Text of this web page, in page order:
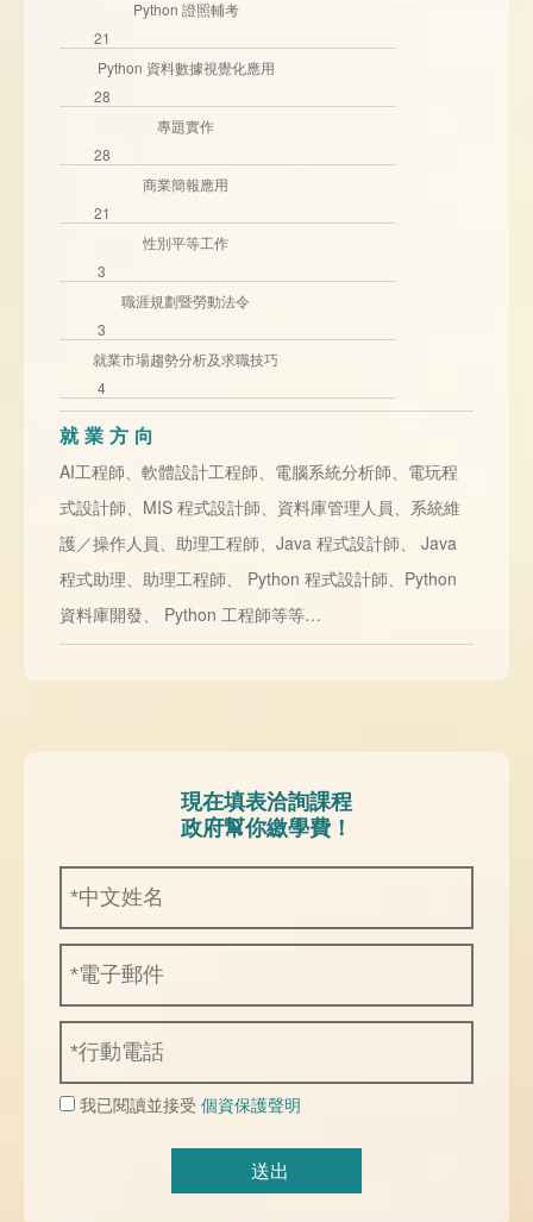
Python 證照輔考
21
Python 資料數據視覺化應用
28
專題實作
28
商業簡報應用
21
性別平等工作
3
職涯規劃暨勞動法令
3
就業市場趨勢分析及求職技巧
4
就業方向
AI工程師、軟體設計工程師、電腦系統分析師、電玩程
式設計師、MIS 程式設計師、資料庫管理人員、系統維
護／操作人員、助理工程師、Java 程式設計師、 Java
程式助理、助理工程師、 Python 程式設計師、Python
資料庫開發、 Python 工程師等等…
現在填表洽詢課程
政府幫你繳學費！
我已閱讀並接受 個資保護聲明